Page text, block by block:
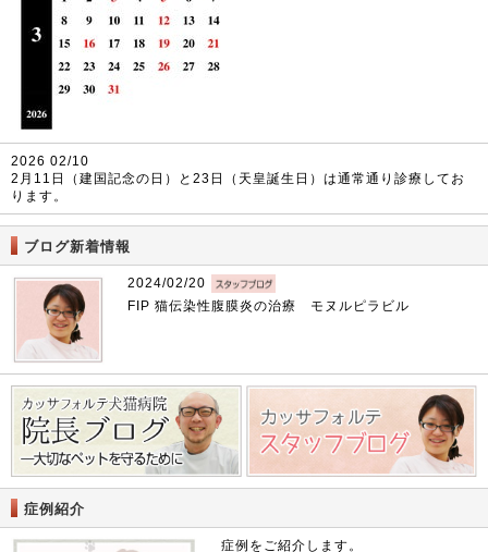
2026 02/10
2月11日（建国記念の日）と23日（天皇誕生日）は通常通り診療してお
ります。
ブログ新着情報
2024/02/20
FIP 猫伝染性腹膜炎の治療 モヌルピラビル
症例紹介
症例をご紹介します。